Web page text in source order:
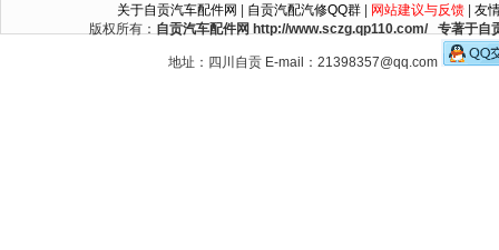
关于自贡汽车配件网
自贡汽配汽修QQ群| 网站建议与反馈| 友
版权所有： 自贡汽车配件网 http://www.sczg.qp110.com/ 专著于自
地址：四川自贡 E-mail：21398357@qq.com